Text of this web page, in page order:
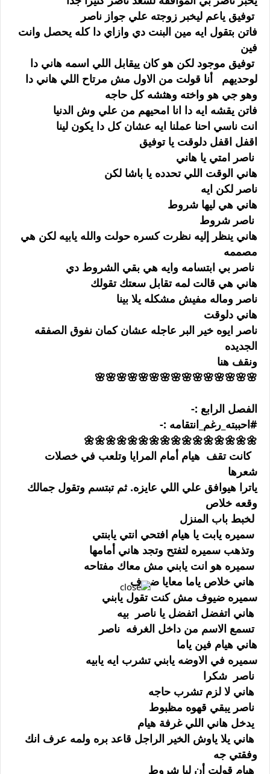
توفيق ياعم ليخبر زوجته علي جواز ناصر
فاتن بتقول ايه مين البنت دي وازاي دا كله يحصل وانت
فين
توفيق موجود لكن هو كان ييقابل اللي اسمه هاني دا
لوحديهم أنا قولت من الاول مش مرتاح اللي هاني دا
وهو جي هو واخته وهثشه كل حاجه
فاتن يقشه ايه دا انا امحيهم من علي وش الدنيا
انت ناسي احنا عملنا ايه عشان كل دا يكون لينا
اقفل اقفل دلوقت يا توفيق
ناصر امتي يا هاني
هاني الوقت اللي تحدده يا باشا لكن
ناصر لكن ايه
هاني هي ليها شروط
ناصر شروط
هاني ينظر إليه نظرت كسره حولت والله يابيه لكن هي
مصممه
ناصر بي ابتسامه وايه هي بقي الشروط دي
هاني هي قالت لمه تقابل سعتك تقولك
ناصر وماله مفيش مشكله يلا بينا
هاني دلوقت
ناصر ايوه خير البر عاجله عشان كمان نفوق الصفقه
الجديده
ونقف هنا
🌸🌸🌸🌸🌸🌸🌸🌸🌸🌸🌸🌸🌸🌸🌸
الفصل الرابع :-
#احببته_رغم_انتقامه :-
🌼🌼🌼🌼🌼🌼🌼🌼🌼🌼🌼🌼🌼🌼🌼🌼
كانت تقف هيام أمام المرايا وتلعب في خصلات
شعرها
ياترا هيوافق علي اللي عايزه. ثم تبتسم وتقول جمالك
وقعه خلاص
لخبط باب المنزل
سميره يابت يا هيام افتحي انتي يابنتي
وتذهب سميره لتفتح وتجد هاني أمامها
سميره هو انت يابني مش معاك مفتاحه
هاني خلاص ياما معايا ضيوف
سميره ضيوف مش كنت تقول يابني
هاني اتفضل اتفضل يا ناصر بيه
تسمع الاسم من داخل الغرفه ناصر
هاني هيام فين ياما
سميره في الاوضه يابني تشرب ايه يابيه
ناصر شكرا
هاني لا لزم تشرب حاجه
ناصر يبقي قهوه مظبوط
يدخل هاني اللي غرفة هيام
هاني يلا ياوش الخير الراجل قاعد بره ولمه عرف انك
وفقتي جه
هيام قولت أن ليا شروط